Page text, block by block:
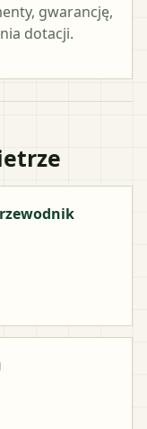
gwarancję,
dotacji.